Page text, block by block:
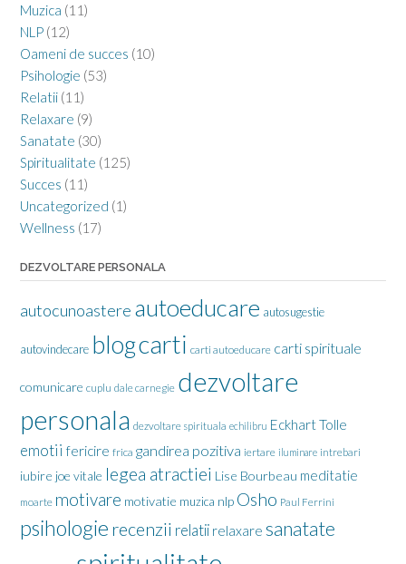
Muzica (11)
NLP (12)
Oameni de succes (10)
Psihologie (53)
Relatii (11)
Relaxare (9)
Sanatate (30)
Spiritualitate (125)
Succes (11)
Uncategorized (1)
Wellness (17)
DEZVOLTARE PERSONALA
autocunoastere autoeducare autosugestie
autovindecare blogcarti carti autoeducare carti spirituale
comunicare cuplu dale carnegie dezvoltare
personala dezvoltare spirituala echilibru Eckhart Tolle
emotii fericire frica gandirea pozitiva iertare iluminare intrebari
iubire joe vitale legea atractiei Lise Bourbeau meditatie
moarte motivare motivatie muzica nlp Osho Paul Ferrini
psihologie recenzii relatii relaxare sanatate